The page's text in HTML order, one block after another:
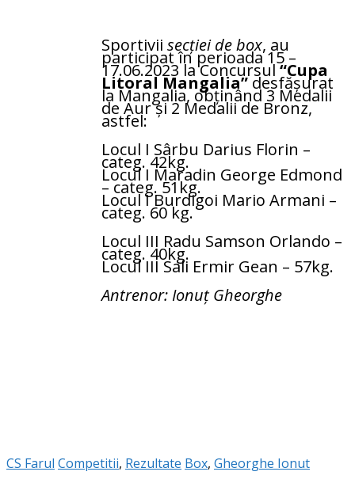
Sportivii secției de box, au
participat în perioada 15 –
17.06.2023 la Concursul“Cupa
Litoral Mangalia”desfășurat
la Mangalia, obținând 3 Medalii
de Aur și 2 Medalii de Bronz,
astfel:
Locul I Sârbu Darius Florin –
categ. 42kg.
Locul I Maradin George Edmond
– categ. 51kg.
Locul I Burdigoi Mario Armani –
categ. 60 kg.
Locul III Radu Samson Orlando –
categ. 40kg.
Locul III Sali Ermir Gean – 57kg.
Antrenor: Ionuț Gheorghe
CS Farul Competitii, Rezultate Box, Gheorghe Ionut